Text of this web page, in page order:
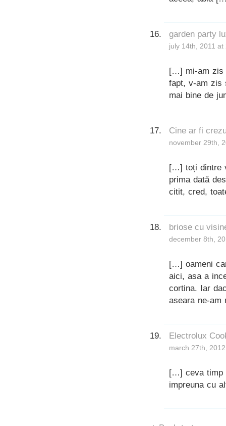
garden party
july 14th, 2011 at
[…] mi-am zis
fapt, v-am zis
mai bine de
Cine ar fi
november 29th,
[…] toți dintre
prima dată
citit, cred,
briose cu
december 8th,
[…] oameni
aici, asa a
cortina. Iar
aseara ne-
Electrolux
march 27th,
[…] ceva timp
impreuna cu